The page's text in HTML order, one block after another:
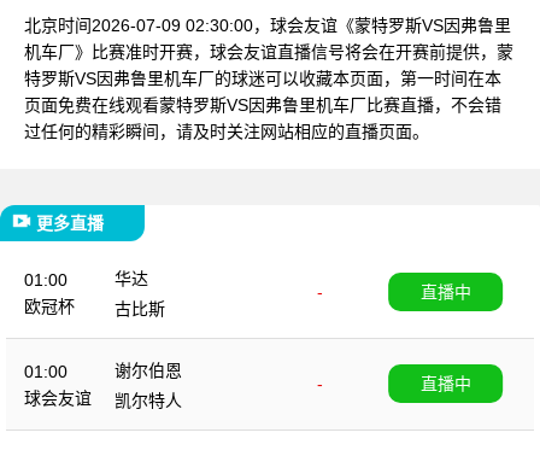
北京时间2026-07-09 02:30:00，球会友谊《蒙特罗斯VS因弗鲁里
机车厂》比赛准时开赛，球会友谊直播信号将会在开赛前提供，蒙
特罗斯VS因弗鲁里机车厂的球迷可以收藏本页面，第一时间在本
页面免费在线观看蒙特罗斯VS因弗鲁里机车厂比赛直播，不会错
过任何的精彩瞬间，请及时关注网站相应的直播页面。
更多直播
01:00
欧冠杯
华达
-
古比斯
直播中
01:00
球会友谊
谢尔伯恩
-
凯尔特人
直播中